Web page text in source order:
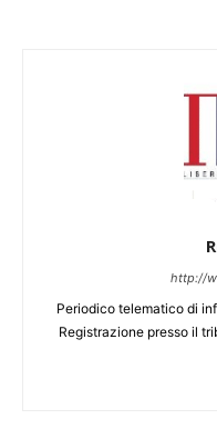
http://
Periodico telematico di
Registrazione presso il